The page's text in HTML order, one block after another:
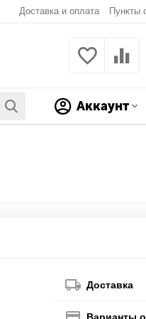
Доставка и оплата Пункты
Аккаунт
Доставка